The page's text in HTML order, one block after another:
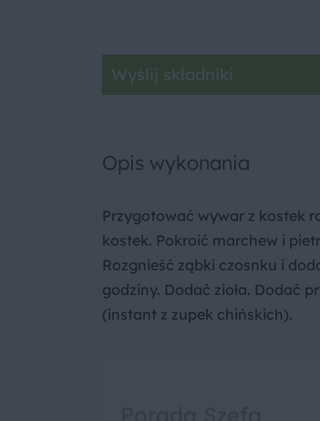
Wyślij składniki
Opis wykonania
Przygotować wywar z kostek
kostek. Pokroić marchew i
Rozgnieść ząbki czosnku i
godziny. Dodać zioła. Dodać
(instant z zupek chińskich).